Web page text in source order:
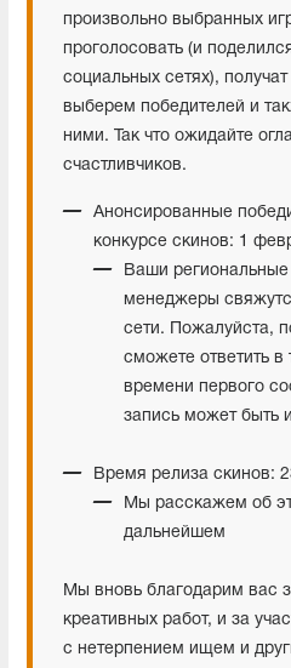
произвольно выбранных
проголосовать (и
социальных сетях),
выберем победителей и
ними. Так что ожидайте
счастливчиков.
Анонсированные
конкурсе скинов: 1
Ваши
менеджеры
сети. Пожалуйста,
сможете ответить в
времени первого
запись может быть
Время релиза скинов:
Мы расскажем об
дальнейшем
Мы вновь благодарим вас
креативных работ, и за
с нетерпением ищем и